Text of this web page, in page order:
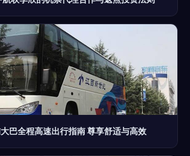
巴全程高速出行指南 尊享舒适与高效